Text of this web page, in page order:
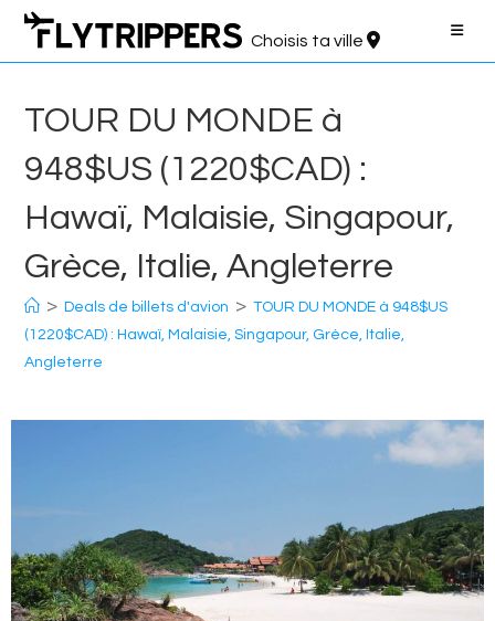
Aller
contenu
Choisis ta ville
TOUR DU MONDE à
948$US (1220$CAD) :
Hawaï, Malaisie, Singapour,
Grèce, Italie, Angleterre
> Deals de billets d'avion > TOUR DU MONDE à 948$US
(1220$CAD) : Hawaï, Malaisie, Singapour, Grèce, Italie,
Angleterre